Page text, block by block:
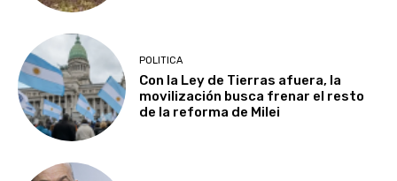
POLITICA
Con la Ley de Tierras afuera, la
movilización busca frenar el resto
de la reforma de Milei